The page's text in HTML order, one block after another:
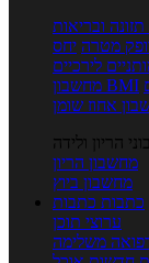
ובריאות
מטרה יחס
לירכיים
מחשבון BMI
אחוז שומן
הריון ולידה
מחשבון הריון
מחשבון ביוץ
כתבות כתבות
ערוצי תוכן
משלימה